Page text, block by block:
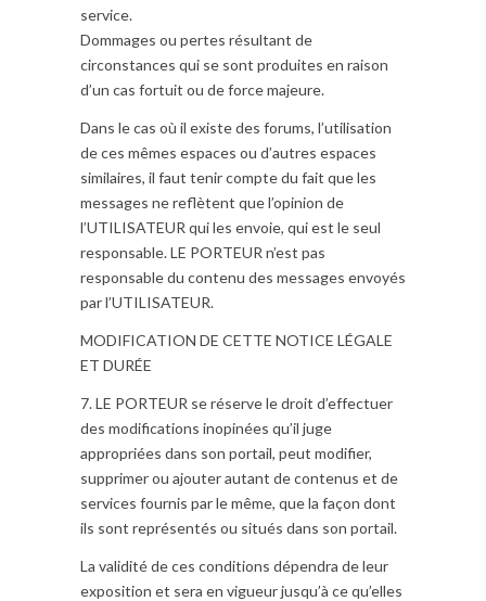
service.
Dommages ou pertes résultant de
circonstances qui se sont produites en raison
d’un cas fortuit ou de force majeure.
Dans le cas où il existe des forums, l’utilisation
de ces mêmes espaces ou d’autres espaces
similaires, il faut tenir compte du fait que les
messages ne reflètent que l’opinion de
l’UTILISATEUR qui les envoie, qui est le seul
responsable. LE PORTEUR n’est pas
responsable du contenu des messages envoyés
par l’UTILISATEUR.
MODIFICATION DE CETTE NOTICE LÉGALE
ET DURÉE
7. LE PORTEUR se réserve le droit d’effectuer
des modifications inopinées qu’il juge
appropriées dans son portail, peut modifier,
supprimer ou ajouter autant de contenus et de
services fournis par le même, que la façon dont
ils sont représentés ou situés dans son portail.
La validité de ces conditions dépendra de leur
exposition et sera en vigueur jusqu’à ce qu’elles